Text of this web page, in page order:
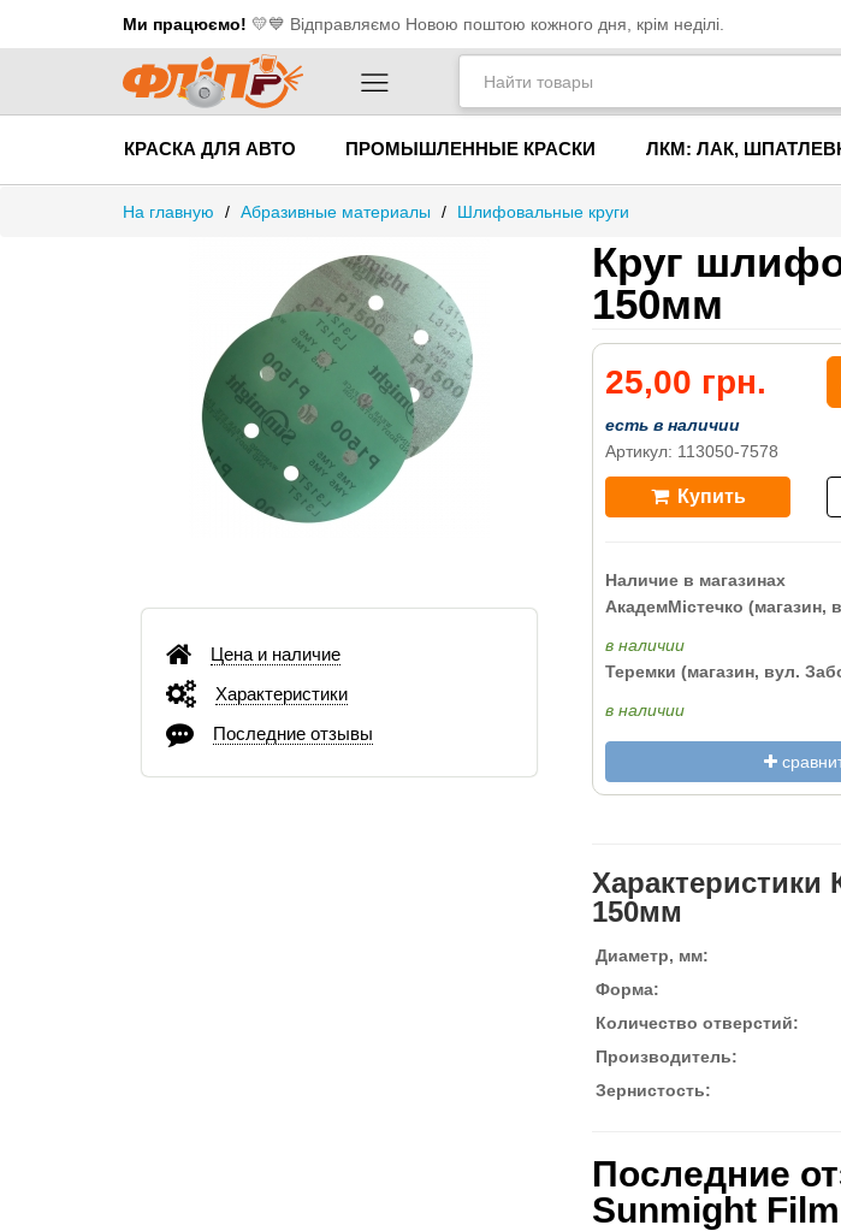
Ми працюємо! 💛​💙 Відправляємо Новою поштою кожного дня, крім неділі.
КРАСКА ДЛЯ АВТО ПРОМЫШЛЕННЫЕ КРАСКИ ЛКМ: ЛАК,
На главную / Абразивные материалы / Шлифовальные круги
Цена и наличие
Характеристики
Последние отзывы
Круг
150мм
25,00 грн.
есть в наличии
Артикул: 113050-7578
Купить
Наличие в магазинах
АкадемМістечко (магазин,
в наличии
Теремки (магазин, вул.
в наличии
150мм
Диаметр, мм:
Форма:
Количество отверстий:
Производитель:
Зернистость:
Последние
Sunmight